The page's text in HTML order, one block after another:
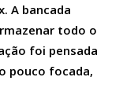
A bancada
todo o
foi pensada
pouco focada,